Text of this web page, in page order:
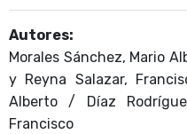
Autores:
Morales Sánchez, Mario
y Reyna Salazar,
Alberto / Díaz
Francisco